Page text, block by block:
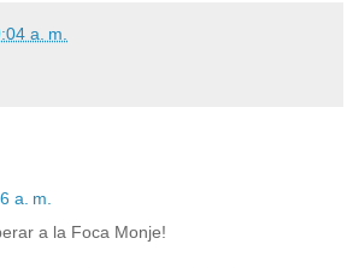
a. m.
a. m.
a la Foca Monje!